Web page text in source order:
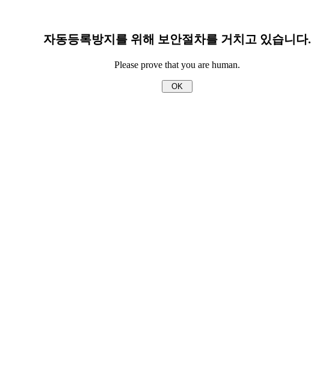
자동등록방지를 위해 보안절차를 거치고 있습니다.
Please prove that you are human.